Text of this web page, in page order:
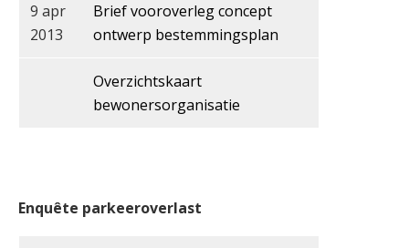
9 apr
2013
Brief vooroverleg concept
ontwerp bestemmingsplan
Overzichtskaart
bewonersorganisatie
Enquête parkeeroverlast